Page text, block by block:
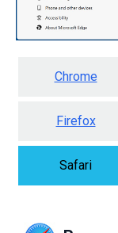
Chrome
Firefox
Safari